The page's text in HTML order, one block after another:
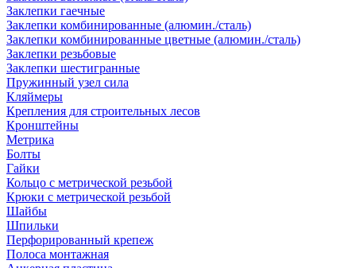
Заклепки гаечные
Заклепки комбинированные (алюмин./сталь)
Заклепки комбинированные цветные (алюмин./сталь)
Заклепки резьбовые
Заклепки шестигранные
Пружинный узел сила
Кляймеры
Крепления для строительных лесов
Кронштейны
Метрика
Болты
Гайки
Кольцо с метрической резьбой
Крюки с метрической резьбой
Шайбы
Шпильки
Перфорированный крепеж
Полоса монтажная